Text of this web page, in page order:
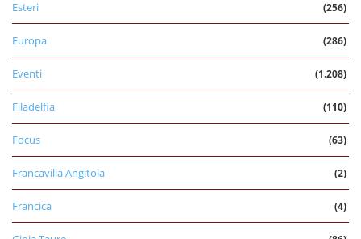
Esteri (256)
Europa (286)
Eventi (1.208)
Filadelfia (110)
Focus (63)
Francavilla Angitola (2)
Francica (4)